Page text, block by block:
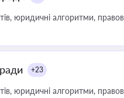
юридичні алгоритми,
+23
юридичні алгоритми,